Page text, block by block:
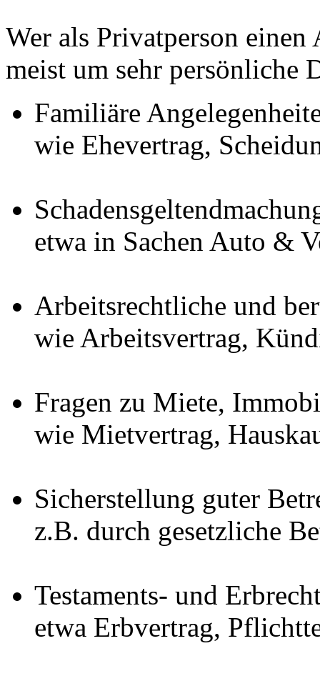
Wer als Privatperson
meist um sehr persönliche
Familiäre
wie Ehevertrag,
etwa in Sachen Auto &
Arbeitsrechtliche und
wie Arbeitsvertrag,
Fragen zu Miete,
wie Mietvertrag,
Sicherstellung guter
z.B. durch gesetzliche
Testaments‐ und
etwa Erbvertrag,